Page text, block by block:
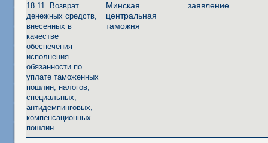
18.11. Возврат
денежных средств,
внесенных в
качестве
обеспечения
исполнения
обязанности по
уплате таможенных
пошлин, налогов,
специальных,
антидемпинговых,
компенсационных
пошлин
Минская
центральная
таможня
заявление